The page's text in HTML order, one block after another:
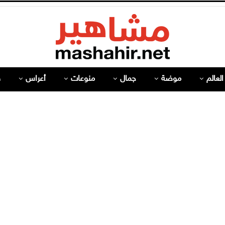
موضة جمال منوعات أعراس